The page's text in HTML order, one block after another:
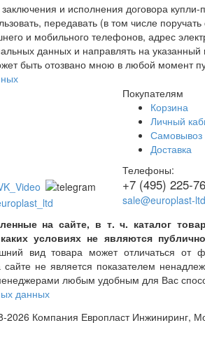
и исполнения договора купли-
передавать (в том числе
и мобильного телефонов, адрес
данных и направлять на
быть отозвано мною в любой момент
Покупателям
Корзина
Личный
Самовывоз
Доставка
Телефоны:
+7 (495) 225-
sale@europlast-
на сайте, в т. ч. каталог
условиях не являются
вид товара может отличаться от
не является показателем
любым удобным для Вас
данных
2026 Компания Европласт Инжиниринг,